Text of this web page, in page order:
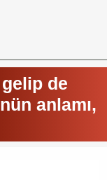
de
anlamı,